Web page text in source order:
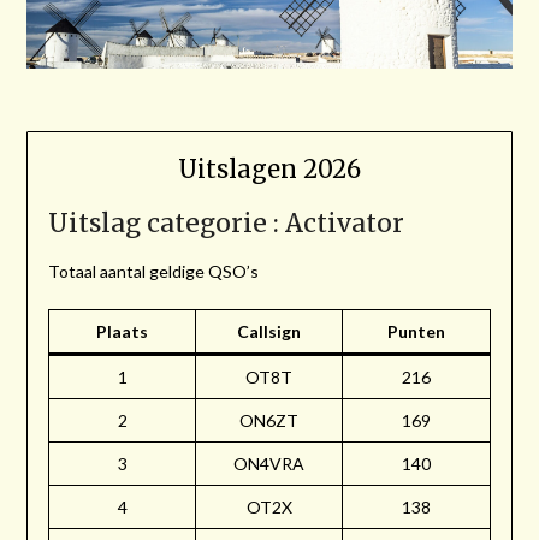
Uitslagen 2026
Uitslag categorie : Activator
Totaal aantal geldige QSO’s
Plaats Callsign Punten
1 OT8T 216
2 ON6ZT 169
3 ON4VRA 140
4 OT2X 138